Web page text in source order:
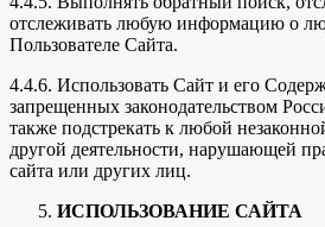
отслеживать любую информацию о
Пользователе Сайта.
4.4.6. Использовать Сайт и его
запрещенных законодательством
также подстрекать к любой
другой деятельности, нарушающей
сайта или других лиц.
ИСПОЛЬЗОВАНИЕ САЙТА